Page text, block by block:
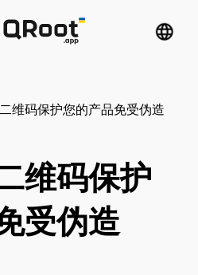
language
维码保护您的产品免受伪造
维码保护
受伪造